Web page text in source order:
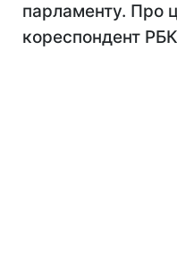
парламенту. Про
кореспондент